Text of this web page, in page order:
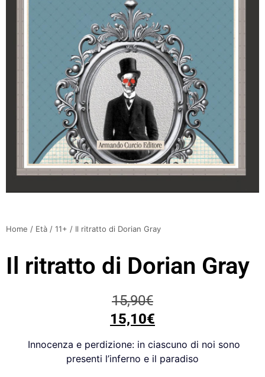
Home / Età / 11+ / Il ritratto di Dorian Gray
Il ritratto di Dorian Gray
15,90€
15,10€
Innocenza e perdizione: in ciascuno di noi sono
presenti l’inferno e il paradiso